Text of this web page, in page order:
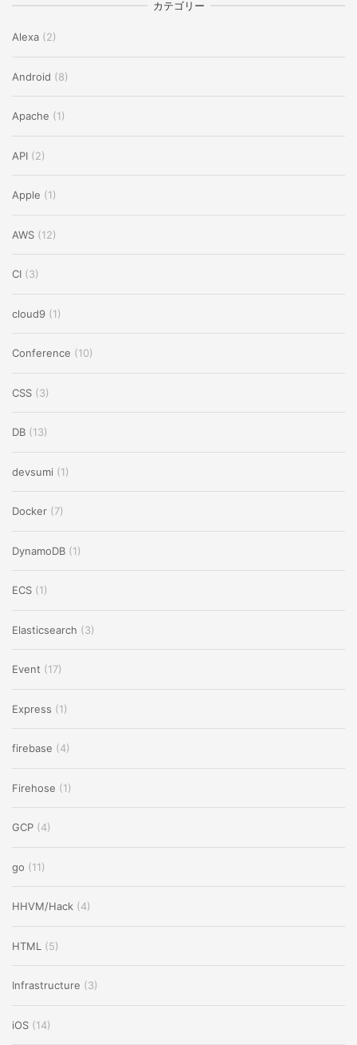
カテゴリー
Alexa (2)
Android (8)
Apache (1)
API (2)
Apple (1)
AWS (12)
CI (3)
cloud9 (1)
Conference (10)
CSS (3)
DB (13)
devsumi (1)
Docker (7)
DynamoDB (1)
ECS (1)
Elasticsearch (3)
Event (17)
Express (1)
firebase (4)
Firehose (1)
GCP (4)
go (11)
HHVM/Hack (4)
HTML (5)
Infrastructure (3)
iOS (14)